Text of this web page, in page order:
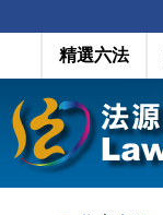
精選六法